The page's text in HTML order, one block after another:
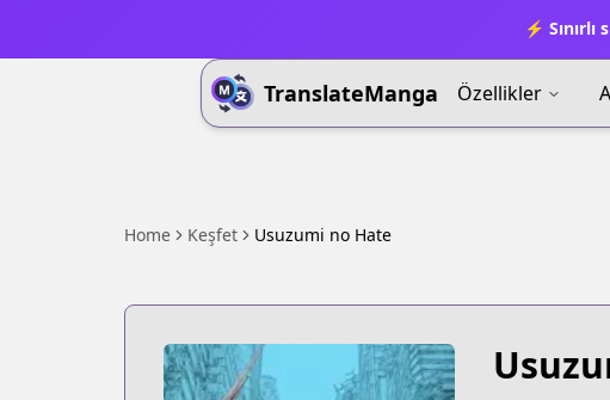
⚡
TranslateManga Özellikler
Home Keşfet Usuzumi no Hate